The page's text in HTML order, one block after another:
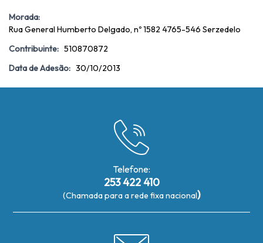
Morada:
Rua General Humberto Delgado, nº 1582 4765-546 Serzedelo
Contribuinte: 510870872
Data de Adesão: 30/10/2013
Telefone:
253 422 410
(Chamada para a rede fixa nacional)